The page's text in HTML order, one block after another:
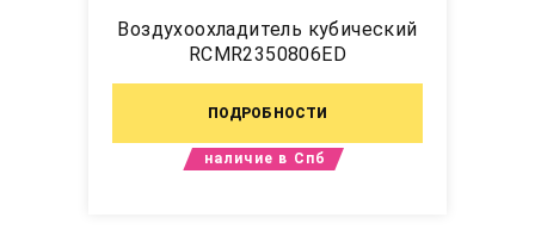
Воздухоохладитель кубический
RCMR2350806ED
ПОДРОБНОСТИ
наличие в Спб